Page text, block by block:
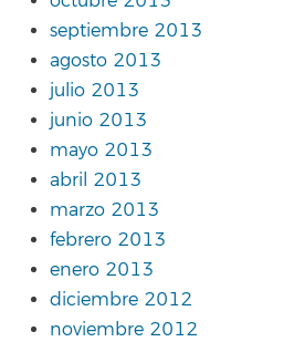
septiembre 2013
agosto 2013
julio 2013
junio 2013
mayo 2013
abril 2013
marzo 2013
febrero 2013
enero 2013
diciembre 2012
noviembre 2012